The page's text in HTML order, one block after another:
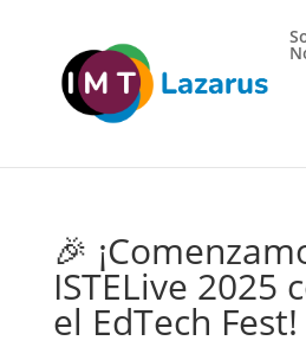
🎉
ISTELive 2025
el EdTech Fest!